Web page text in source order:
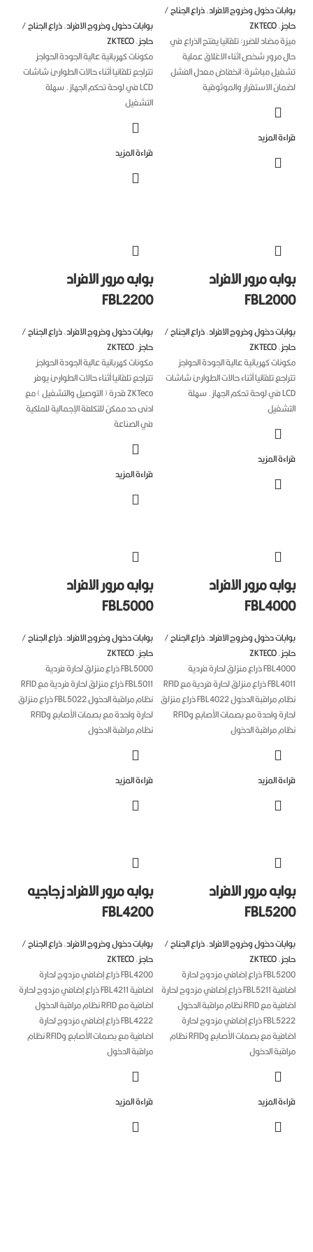
دخول وخروج الافراد,ذراع الجناح /
ZKTECO
مضاد للضرر: تلقائيا يفتح الذراع في
مرور شخص اثناء الاغلاق عملية
مباشرة: انخفاض معدل الفشل
الاستقرار والموثوقية
المزيد
بوابات دخول وخروج الافراد,ذراع الجناح /
حاجز
ZKTECO
مكونات كهربائية عالية الجودة الحواجز
تتراجع تلقائيا أثناء حالات الطوارئ شاشات
LCD في لوحة تحكم الجهاز. سهلة
التشغيل
قراءة المزيد
مرور الافراد
دخول وخروج الافراد,ذراع الجناح /
ZKTECO
كهربائية عالية الجودة الحواجز
تلقائيا أثناء حالات الطوارئ شاشات
LCD في لوحة تحكم الجهاز. سهلة
المزيد
بوابه مرور الافراد
FBL2200
بوابات دخول وخروج الافراد,ذراع الجناح /
ZKTECO
مكونات كهربائية عالية الجودة الحواجز
تتراجع تلقائيا أثناء حالات الطوارئ يوفر
ZKTeco قدرة ( التوصيل والتشغيل ) مع
ادنى حد ممكن للتكلفة الإجمالية للملكية
في الصناعة
قراءة المزيد
مرور الافراد
دخول وخروج الافراد,ذراع الجناح /
ZKTECO
FBL4000 ذراع منزلق لحارة فردية
FBL4011 ذراع منزلق لحارة فردية مع RFID
نظام مراقبة الدخول FBL4022 ذراع منزلق
لحارة واحدة مع بصمات الأصابع وRFID
مراقبة الدخول
المزيد
بوابه مرور الافراد
FBL5000
بوابات دخول وخروج الافراد,ذراع الجناح /
ZKTECO
FBL5000 ذراع منزلق لحارة فردية
FBL5011 ذراع منزلق لحارة فردية مع RFID
نظام مراقبة الدخول FBL5022 ذراع منزلق
لحارة واحدة مع بصمات الأصابع وRFID
نظام مراقبة الدخول
قراءة المزيد
مرور الافراد
دخول وخروج الافراد,ذراع الجناح /
ZKTECO
FBL5200 ذراع إضافي مزدوج لحارة
اضافية FBL5211 ذراع إضافي مزدوج لحارة
اضافية مع RFID نظام مراقبة الدخول
FBL5222 ذراع إضافي مزدوج لحارة
اضافية مع بصمات الأصابع وRFID نظام
الدخول
المزيد
بوابه مرور الافراد زجاجيه
FBL4200
بوابات دخول وخروج الافراد,ذراع الجناح /
ZKTECO
FBL4200 ذراع إضافي مزدوج لحارة
اضافية FBL4211 ذراع إضافي مزدوج لحارة
اضافية مع RFID نظام مراقبة الدخول
FBL4222 ذراع إضافي مزدوج لحارة
اضافية مع بصمات الأصابع وRFID نظام
مراقبة الدخول
قراءة المزيد